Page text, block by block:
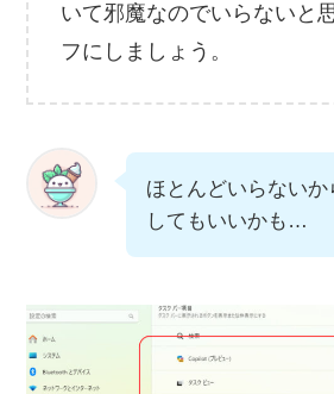
いて邪魔なのでいらないと
フにしましょう。
ほとんどいらない
してもいいかも…